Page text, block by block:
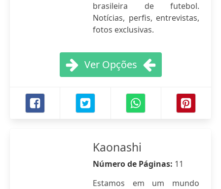
brasileira de futebol.
Notícias, perfis, entrevistas,
fotos exclusivas.
Ver Opções
Kaonashi
Número de Páginas: 11
Estamos em um mundo